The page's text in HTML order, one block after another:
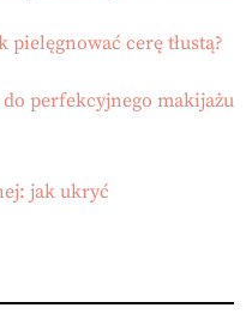
pielęgnować cerę tłustą?
perfekcyjnego makijażu
jak ukryć